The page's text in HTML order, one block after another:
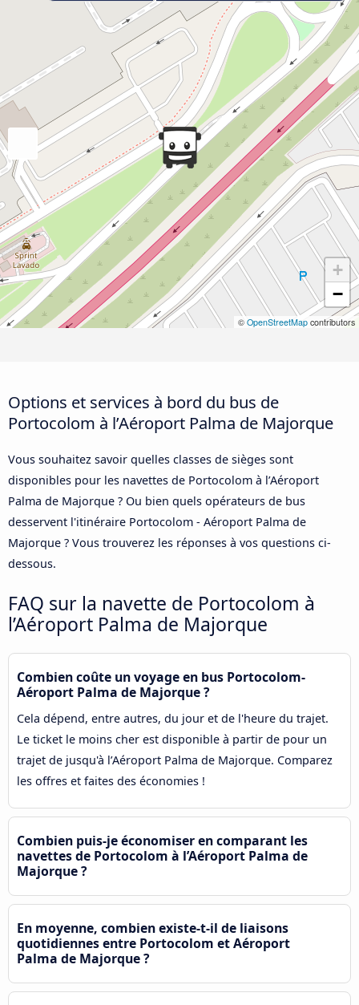
+
−
© OpenStreetMap contributors
Options et services à bord du bus de
Portocolom à l’Aéroport Palma de Majorque
Vous souhaitez savoir quelles classes de sièges sont
disponibles pour les navettes de Portocolom à l’Aéroport
Palma de Majorque ? Ou bien quels opérateurs de bus
desservent l'itinéraire Portocolom - Aéroport Palma de
Majorque ? Vous trouverez les réponses à vos questions ci-
dessous.
FAQ sur la navette de Portocolom à
l’Aéroport Palma de Majorque
Combien coûte un voyage en bus Portocolom-
Aéroport Palma de Majorque ?
Cela dépend, entre autres, du jour et de l'heure du trajet.
Le ticket le moins cher est disponible à partir de pour un
trajet de jusqu'à l’Aéroport Palma de Majorque. Comparez
les offres et faites des économies !
Combien puis-je économiser en comparant les
navettes de Portocolom à l’Aéroport Palma de
Majorque ?
En moyenne, combien existe-t-il de liaisons
quotidiennes entre Portocolom et Aéroport
Palma de Majorque ?